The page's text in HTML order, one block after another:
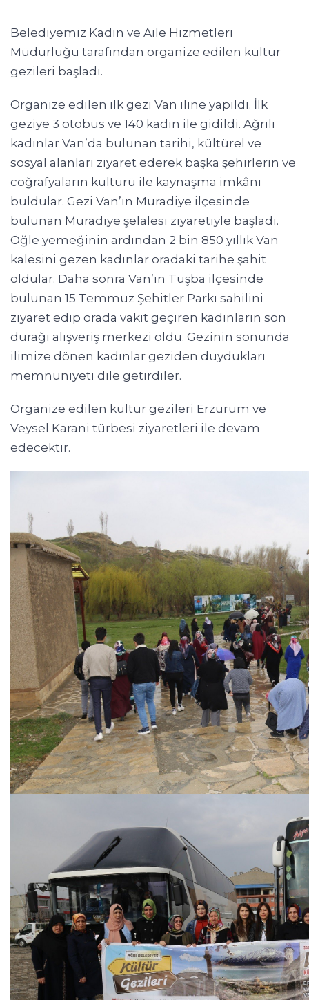
Belediyemiz Kadın ve Aile Hizmetleri
Müdürlüğü tarafından organize edilen kültür
gezileri başladı.
Organize edilen ilk gezi Van iline yapıldı. İlk
geziye 3 otobüs ve 140 kadın ile gidildi. Ağrılı
kadınlar Van’da bulunan tarihi, kültürel ve
sosyal alanları ziyaret ederek başka şehirlerin ve
coğrafyaların kültürü ile kaynaşma imkânı
buldular. Gezi Van’ın Muradiye ilçesinde
bulunan Muradiye şelalesi ziyaretiyle başladı.
Öğle yemeğinin ardından 2 bin 850 yıllık Van
kalesini gezen kadınlar oradaki tarihe şahit
oldular. Daha sonra Van’ın Tuşba ilçesinde
bulunan 15 Temmuz Şehitler Parkı sahilini
ziyaret edip orada vakit geçiren kadınların son
durağı alışveriş merkezi oldu. Gezinin sonunda
ilimize dönen kadınlar geziden duydukları
memnuniyeti dile getirdiler.
Organize edilen kültür gezileri Erzurum ve
Veysel Karani türbesi ziyaretleri ile devam
edecektir.